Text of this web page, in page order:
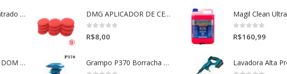
Lava Autos Concentrado NEV (nevada) 1:400 (500ml)
Limpador Multiuso DOM (Dominos) Dmg Pronto P/Uso (500ml)
DMG APLICADOR DE CERA ULTRA MACIO VERMELHO l
out of 5
R$8,00
Grampo P370 Borracha Porta (HONDA-TOYOTA)
out of 5
R$160,99